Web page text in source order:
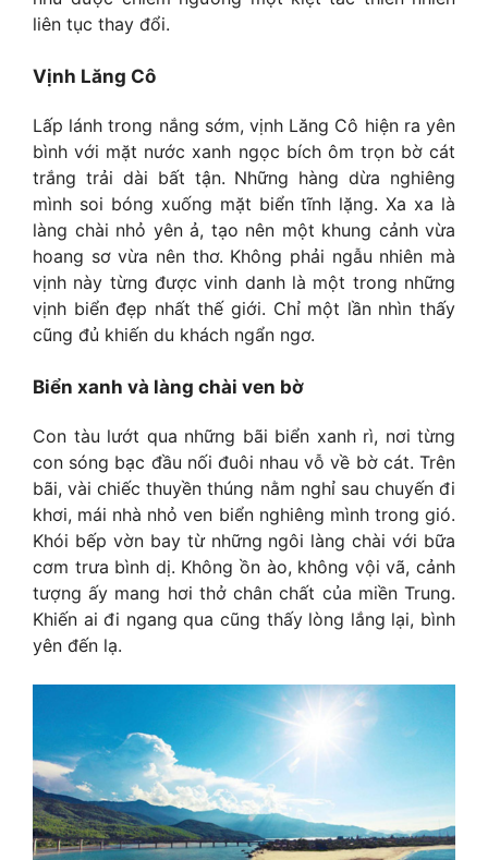
liên tục thay đổi.
Vịnh Lăng Cô
Lấp lánh trong nắng sớm, vịnh Lăng Cô hiện ra yên
bình với mặt nước xanh ngọc bích ôm trọn bờ cát
trắng trải dài bất tận. Những hàng dừa nghiêng
mình soi bóng xuống mặt biển tĩnh lặng. Xa xa là
làng chài nhỏ yên ả, tạo nên một khung cảnh vừa
hoang sơ vừa nên thơ. Không phải ngẫu nhiên mà
vịnh này từng được vinh danh là một trong những
vịnh biển đẹp nhất thế giới. Chỉ một lần nhìn thấy
cũng đủ khiến du khách ngẩn ngơ.
Biển xanh và làng chài ven bờ
Con tàu lướt qua những bãi biển xanh rì, nơi từng
con sóng bạc đầu nối đuôi nhau vỗ về bờ cát. Trên
bãi, vài chiếc thuyền thúng nằm nghỉ sau chuyến đi
khơi, mái nhà nhỏ ven biển nghiêng mình trong gió.
Khói bếp vờn bay từ những ngôi làng chài với bữa
cơm trưa bình dị. Không ồn ào, không vội vã, cảnh
tượng ấy mang hơi thở chân chất của miền Trung.
Khiến ai đi ngang qua cũng thấy lòng lắng lại, bình
yên đến lạ.